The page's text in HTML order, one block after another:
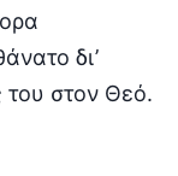
δι’
του στον Θεό.